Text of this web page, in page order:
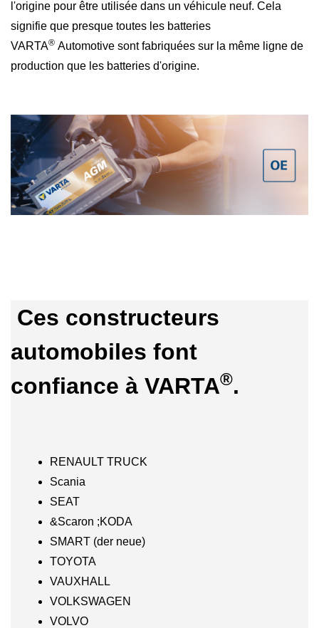
l'origine pour être utilisée dans un véhicule neuf. Cela
signifie que presque toutes les batteries
VARTA® Automotive sont fabriquées sur la même ligne de
production que les batteries d'origine.
Ces constructeurs
automobiles font
confiance à VARTA®.
RENAULT TRUCK
Scania
SEAT
&Scaron ;KODA
SMART (der neue)
TOYOTA
VAUXHALL
VOLKSWAGEN
VOLVO